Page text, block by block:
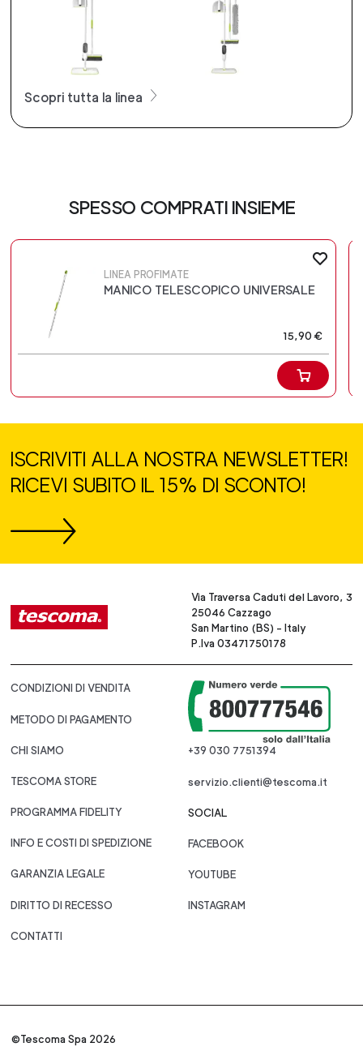
Scopri tutta la linea
SPESSO COMPRATI INSIEME
LINEA PROFIMATE
MANICO TELESCOPICO UNIVERSALE
15,90 €
ISCRIVITI ALLA NOSTRA NEWSLETTER!
RICEVI SUBITO IL 15% DI SCONTO!
Via Traversa Caduti del Lavoro, 3
25046 Cazzago
San Martino (BS) - Italy
P.Iva 03471750178
CONDIZIONI DI VENDITA
METODO DI PAGAMENTO
CHI SIAMO
TESCOMA STORE
PROGRAMMA FIDELITY
INFO E COSTI DI SPEDIZIONE
GARANZIA LEGALE
DIRITTO DI RECESSO
CONTATTI
+39 030 7751394
servizio.clienti@tescoma.it
SOCIAL
FACEBOOK
YOUTUBE
INSTAGRAM
©Tescoma Spa 2026